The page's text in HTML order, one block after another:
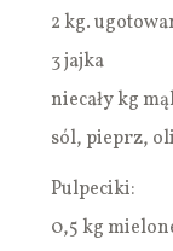
2 kg.
3 jajka
niecały kg
sól, pieprz,
Pulpeciki:
0,5 kg